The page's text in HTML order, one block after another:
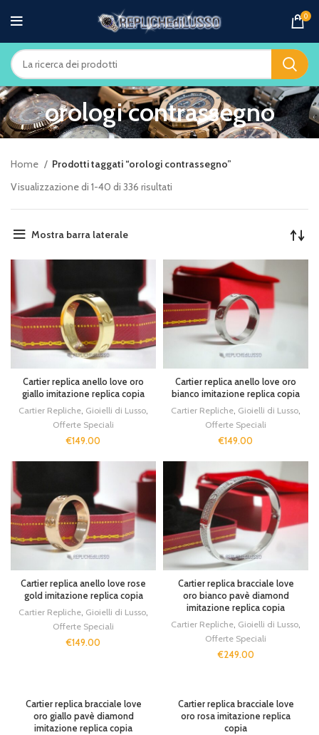
0
orologi contrassegno
Home
Prodotti taggati “orologi contrassegno”
Visualizzazione di 1-40 di 336 risultati
Mostra barra laterale
Cartier replica anello love oro
giallo imitazione replica copia
Cartier Repliche, Gioielli di Lusso,
Offerte Speciali
€149.00
Cartier replica anello love oro
bianco imitazione replica copia
Cartier Repliche, Gioielli di Lusso,
Offerte Speciali
€149.00
Cartier replica anello love rose
gold imitazione replica copia
Cartier Repliche, Gioielli di Lusso,
Offerte Speciali
€149.00
Cartier replica bracciale love
oro bianco pavè diamond
imitazione replica copia
Cartier Repliche, Gioielli di Lusso,
Offerte Speciali
€249.00
Cartier replica bracciale love
oro giallo pavè diamond
imitazione replica copia
Cartier replica bracciale love
oro rosa imitazione replica
copia